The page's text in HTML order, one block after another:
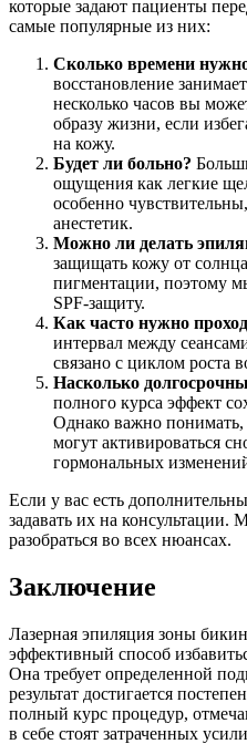
которые задают пациенты
самые популярные из них:
Сколько времени
восстановление
несколько часов вы
образу жизни, если
на кожу.
Будет ли больно?
ощущения как легкие
особенно
анестетик.
Можно ли делать
защищать кожу от
пигментации, поэтому
SPF-защиту.
Как часто нужно
интервал между
связано с циклом роста
Насколько
полного курса эффект
Однако важно
могут активироваться
гормональных
Если у вас есть
задавать их на консультации.
разобраться во всех нюансах.
Заключение
Лазерная эпиляция зоны
эффективный способ
Она требует определенной
результат достигается
полный курс процедур,
в себе стоят затраченных